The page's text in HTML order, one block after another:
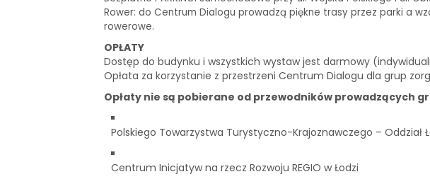
Rower: do Centrum Dialogu prowadzą piękne trasy przez parki a
rowerowe.
OPŁATY
Dostęp do budynku i wszystkich wystaw jest darmowy
Opłata za korzystanie z przestrzeni Centrum Dialogu dla grup
Opłaty nie są pobierane od przewodników prowadzących
Polskiego Towarzystwa Turystyczno-Krajoznawczego – Oddział
Centrum Inicjatyw na rzecz Rozwoju REGIO w Łodzi